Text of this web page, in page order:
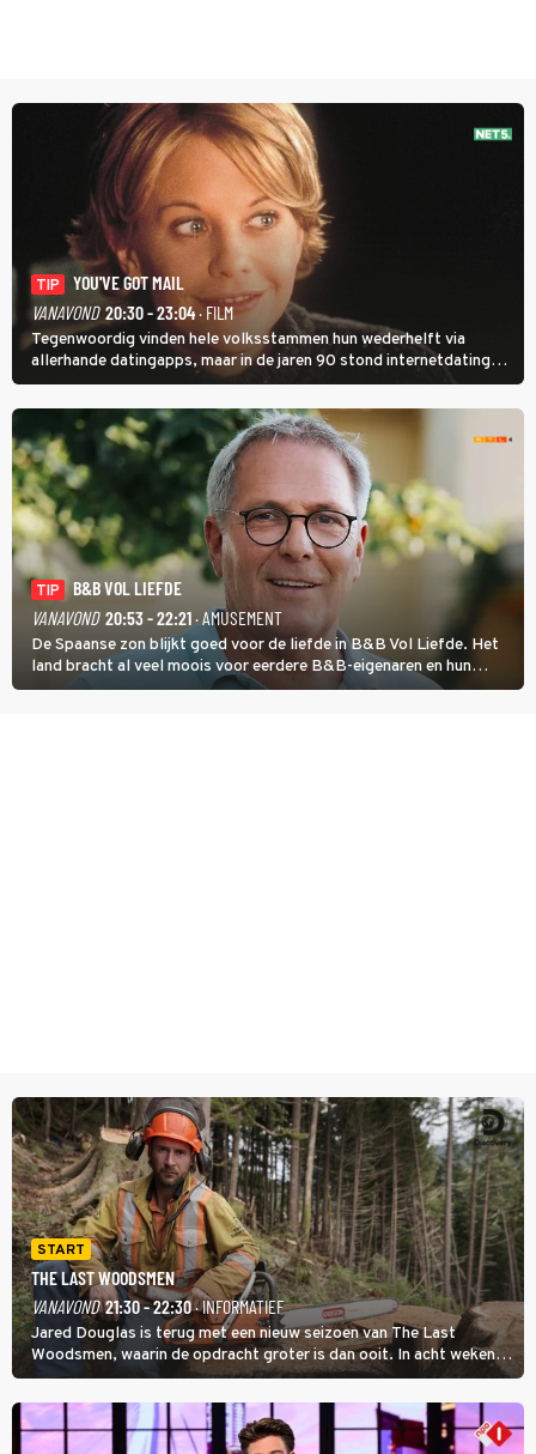
TIP
YOU'VE GOT MAIL
VANAVOND 20:30 - 23:04· FILM
Tegenwoordig vinden hele volksstammen hun wederhelft via
allerhande datingapps, maar in de jaren 90 stond internetdating
nog in de kinderschoenen. In de film You've Got Mail zie je dat
terug.
TIP
B&B VOL LIEFDE
VANAVOND 20:53 - 22:21· AMUSEMENT
De Spaanse zon blijkt goed voor de liefde in B&B Vol Liefde. Het
land bracht al veel moois voor eerdere B&B-eigenaren en hun
partners. Ook Paul runt zijn gastenverblijf in Spanje. De 62-jarige
START
THE LAST WOODSMEN
VANAVOND 21:30 - 22:30· INFORMATIEF
Jared Douglas is terug met een nieuw seizoen van The Last
Woodsmen, waarin de opdracht groter is dan ooit. In acht weken
tijd probeert hij een miljoen dollar bij elkaar te vergaren om de
toekomst van het houthakkersbedrijf te verzekeren.